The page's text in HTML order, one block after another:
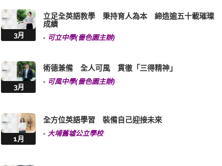
3月
立足全英語教學 秉持育人為本 締造逾五十載璀璨
成績
- 可立中學(嗇色園主辦)
3月
術德兼備 全人可風 貫徹「三得精神」
- 可風中學(嗇色園主辦)
1月
全方位英語學習 裝備自己迎接未來
- 大埔舊墟公立學校